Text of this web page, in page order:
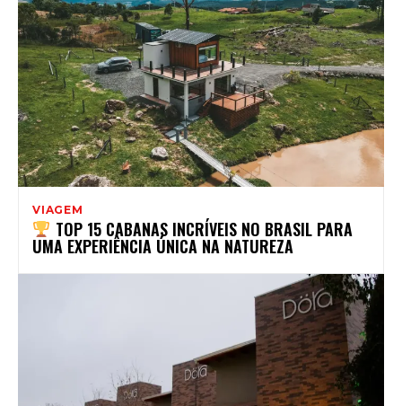
VIAGEM
TOP 15 CABANAS INCRÍVEIS NO BRASIL PARA
UMA EXPERIÊNCIA ÚNICA NA NATUREZA